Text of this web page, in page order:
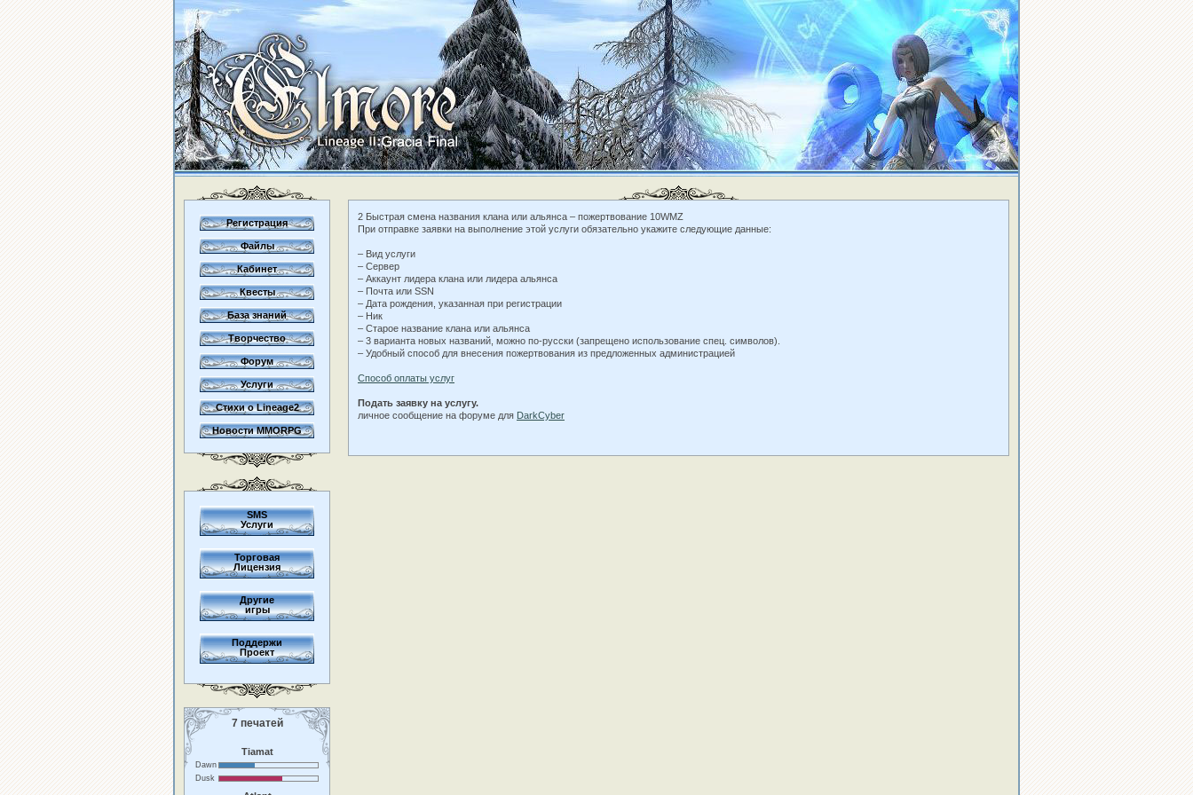
Регистрация
Файлы
Кабинет
Квесты
База знаний
Творчество
Форум
Услуги
Стихи о Lineage2
Новости MMORPG
SMS
Услуги
Торговая
Лицензия
Другие
игры
Поддержи
Проект
7 печатей
Tiamat
Dawn
Dusk
2 Быстрая смена названия клана или альянса – пожертвование 10WMZ
При отправке заявки на выполнение этой услуги обязательно укажите следующие данные:
– Вид услуги
– Сервер
– Аккаунт лидера клана или лидера альянса
– Почта или SSN
– Дата рождения, указанная при регистрации
– Ник
– Старое название клана или альянса
– 3 варианта новых названий, можно по-русски (запрещено использование спец. символов).
– Удобный способ для внесения пожертвования из предложенных администрацией
Способ оплаты услуг
Подать заявку на услугу.
личное сообщение на форуме для DarkCyber